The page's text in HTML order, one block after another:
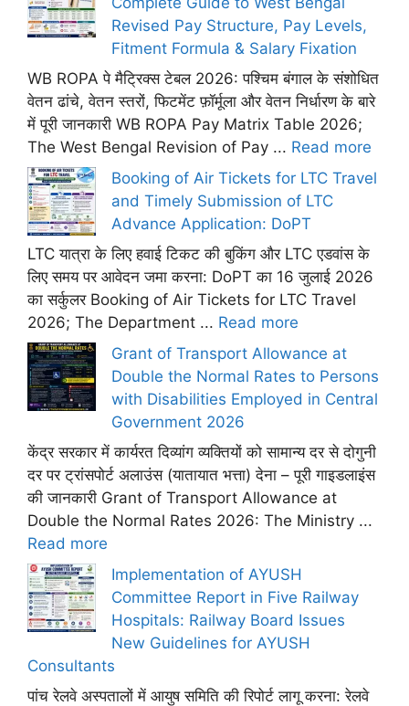
Revised Pay Structure, Pay Levels,
Fitment Formula & Salary Fixation
WB ROPA पे मैट्रिक्स टेबल 2026: पश्चिम बंगाल के संशोधित
वेतन ढांचे, वेतन स्तरों, फिटमेंट फ़ॉर्मूला और वेतन निर्धारण के बारे
में पूरी जानकारी WB ROPA Pay Matrix Table 2026;
The West Bengal Revision of Pay ... Read more
Booking of Air Tickets for LTC Travel
and Timely Submission of LTC
Advance Application: DoPT
LTC यात्रा के लिए हवाई टिकट की बुकिंग और LTC एडवांस के
लिए समय पर आवेदन जमा करना: DoPT का 16 जुलाई 2026
का सर्कुलर Booking of Air Tickets for LTC Travel
2026; The Department ... Read more
Grant of Transport Allowance at
Double the Normal Rates to Persons
with Disabilities Employed in Central
Government 2026
केंद्र सरकार में कार्यरत दिव्यांग व्यक्तियों को सामान्य दर से दोगुनी
दर पर ट्रांसपोर्ट अलाउंस (यातायात भत्ता) देना – पूरी गाइडलाइंस
की जानकारी Grant of Transport Allowance at
Double the Normal Rates 2026: The Ministry ...
Read more
Implementation of AYUSH
Committee Report in Five Railway
Hospitals: Railway Board Issues
New Guidelines for AYUSH
Consultants
पांच रेलवे अस्पतालों में आयुष समिति की रिपोर्ट लागू करना: रेलवे